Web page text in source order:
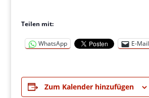
Teilen mit:
WhatsApp E-Mail
Zum Kalender hinzufügen